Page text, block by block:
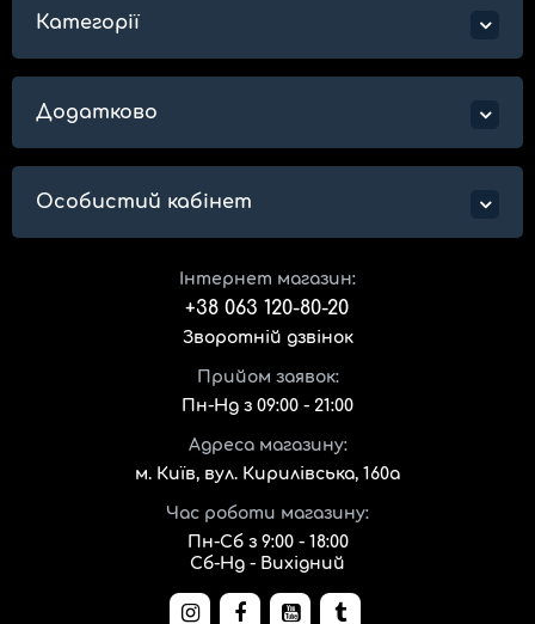
Категорії
Додатково
Особистий кабінет
Інтернет магазин:
+38 063 120-80-20
Зворотній дзвінок
Прийом заявок:
Пн-Нд з 09:00 - 21:00
Адреса магазину:
м. Київ, вул. Кирилівська, 160а
Час роботи магазину:
Пн-Сб з 9:00 - 18:00
Сб-Нд - Вихідний